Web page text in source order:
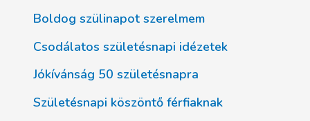
Boldog szülinapot szerelmem
Csodálatos születésnapi idézetek
Jókívánság 50 születésnapra
Születésnapi köszöntő férfiaknak